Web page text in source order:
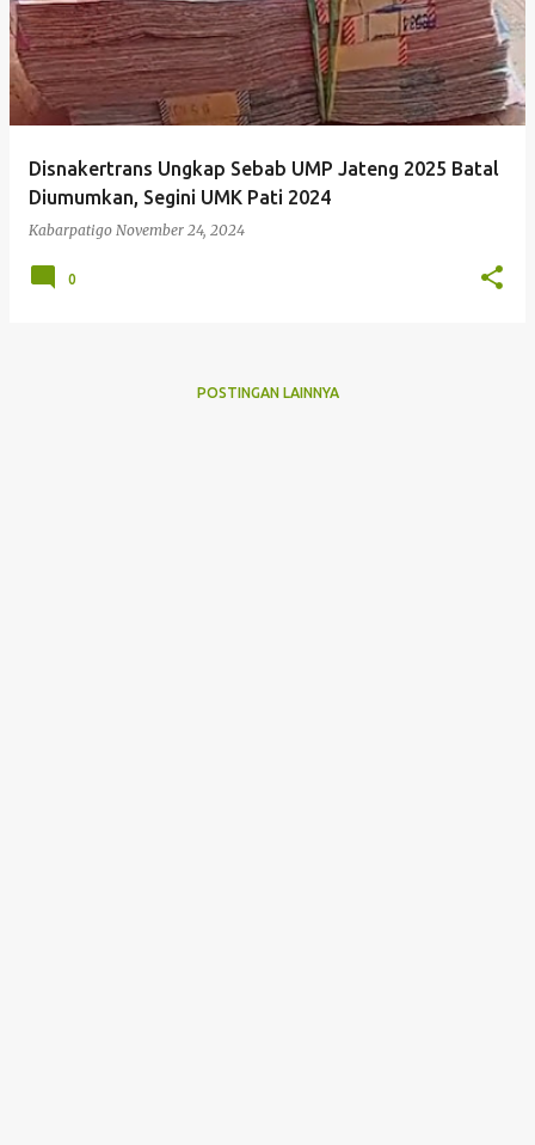
Disnakertrans Ungkap Sebab UMP Jateng 2025 Batal
Diumumkan, Segini UMK Pati 2024
Kabarpatigo November 24, 2024
0
POSTINGAN LAINNYA